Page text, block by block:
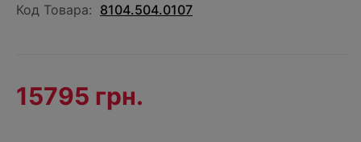
Код Товара: 8104.504.0107
15795 грн.